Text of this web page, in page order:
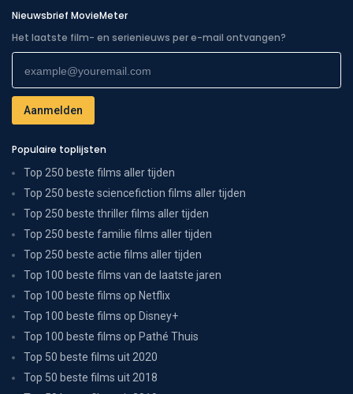
Nieuwsbrief MovieMeter
Het laatste film- en serienieuws per e-mail ontvangen?
Populaire toplijsten
Top 250 beste films aller tijden
Top 250 beste sciencefiction films aller tijden
Top 250 beste thriller films aller tijden
Top 250 beste familie films aller tijden
Top 250 beste actie films aller tijden
Top 100 beste films van de laatste jaren
Top 100 beste films op Netflix
Top 100 beste films op Disney+
Top 100 beste films op Pathé Thuis
Top 50 beste films uit 2020
Top 50 beste films uit 2018